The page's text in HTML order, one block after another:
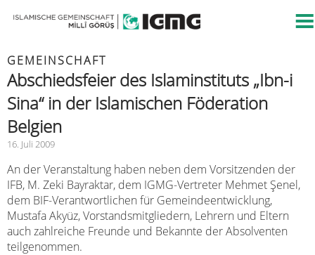
GEMEINSCHAFT
Abschiedsfeier des Islaminstituts „Ibn-i
Sina“ in der Islamischen Föderation
Belgien
16. Juli 2009
An der Veranstaltung haben neben dem Vorsitzenden der
IFB, M. Zeki Bayraktar, dem IGMG-Vertreter Mehmet Şenel,
dem BIF-Verantwortlichen für Gemeindeentwicklung,
Mustafa Akyüz, Vorstandsmitgliedern, Lehrern und Eltern
auch zahlreiche Freunde und Bekannte der Absolventen
teilgenommen.